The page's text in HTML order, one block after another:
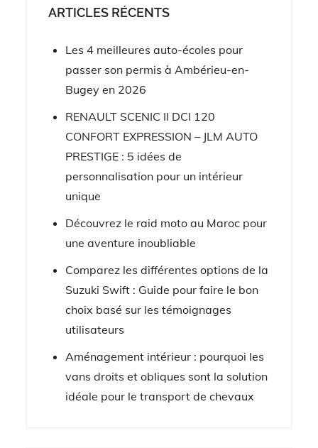
ARTICLES RÉCENTS
Les 4 meilleures auto-écoles pour
passer son permis à Ambérieu-en-
Bugey en 2026
RENAULT SCENIC II DCI 120
CONFORT EXPRESSION – JLM AUTO
PRESTIGE : 5 idées de
personnalisation pour un intérieur
unique
Découvrez le raid moto au Maroc pour
une aventure inoubliable
Comparez les différentes options de la
Suzuki Swift : Guide pour faire le bon
choix basé sur les témoignages
utilisateurs
Aménagement intérieur : pourquoi les
vans droits et obliques sont la solution
idéale pour le transport de chevaux